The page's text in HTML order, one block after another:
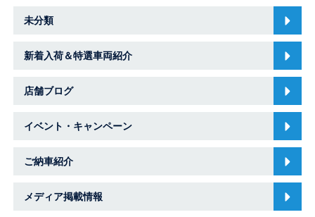
未分類
新着入荷＆特選車両紹介
店舗ブログ
イベント・キャンペーン
ご納車紹介
メディア掲載情報